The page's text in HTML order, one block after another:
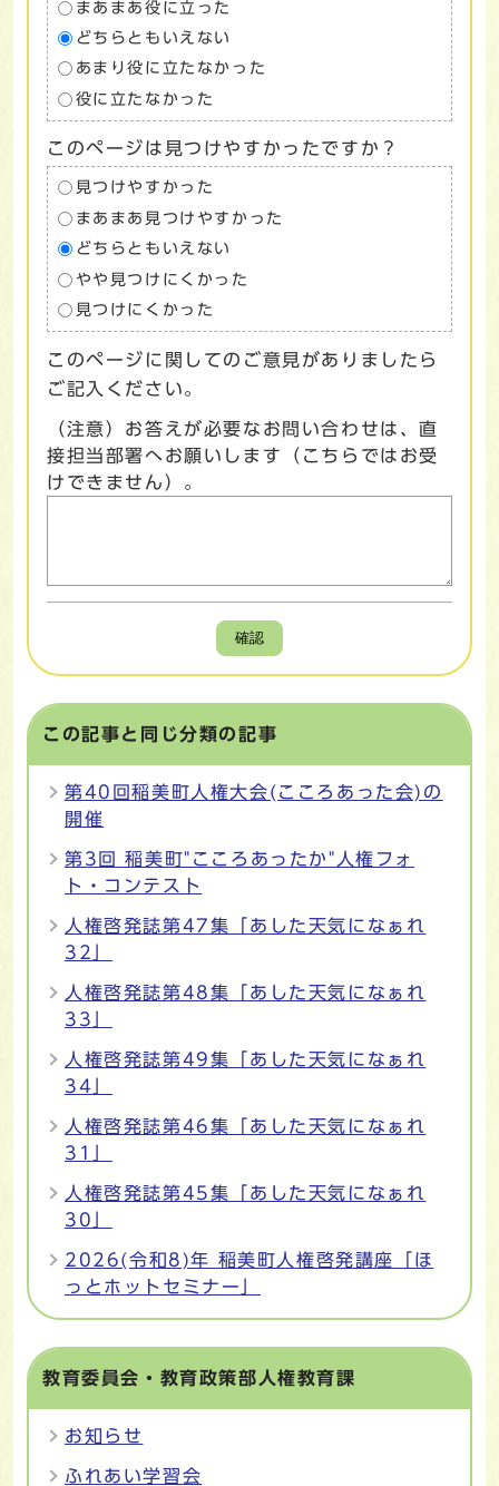
まあまあ役に立った
どちらともいえない
あまり役に立たなかった
役に立たなかった
このページは見つけやすかったですか？
見つけやすかった
まあまあ見つけやすかった
どちらともいえない
やや見つけにくかった
見つけにくかった
このページに関してのご意見がありましたら
ご記入ください。
（注意）お答えが必要なお問い合わせは、直
接担当部署へお願いします（こちらではお受
けできません）。
確認
この記事と同じ分類の記事
第40回稲美町人権大会(こころあった会)の
開催
第3回 稲美町"こころあったか"人権フォ
ト・コンテスト
人権啓発誌第47集「あした天気になぁれ
32」
人権啓発誌第48集「あした天気になぁれ
33」
人権啓発誌第49集「あした天気になぁれ
34」
人権啓発誌第46集「あした天気になぁれ
31」
人権啓発誌第45集「あした天気になぁれ
30」
2026(令和8)年 稲美町人権啓発講座「ほ
っとホットセミナー」
教育委員会・教育政策部人権教育課
お知らせ
ふれあい学習会